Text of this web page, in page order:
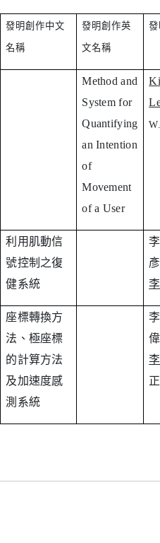
發明創作中文
名稱
發明創作英
文名稱
Method and
System for
Quantifying
an Intention
of
Movement
of a User
利用肌動信
號控制之復
健系統
座標轉換方
法、極座標
的計算方法
及加速度感
測系統
正